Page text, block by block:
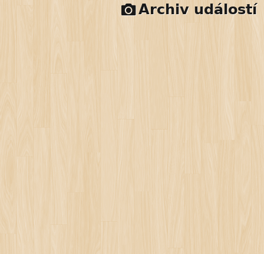
Archiv událostí